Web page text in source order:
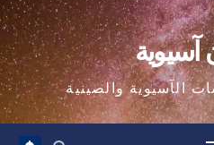
الآسيوية والصينية